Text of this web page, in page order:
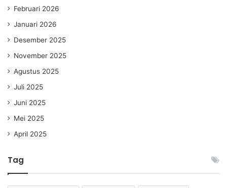
Februari 2026
Januari 2026
Desember 2025
November 2025
Agustus 2025
Juli 2025
Juni 2025
Mei 2025
April 2025
Tag